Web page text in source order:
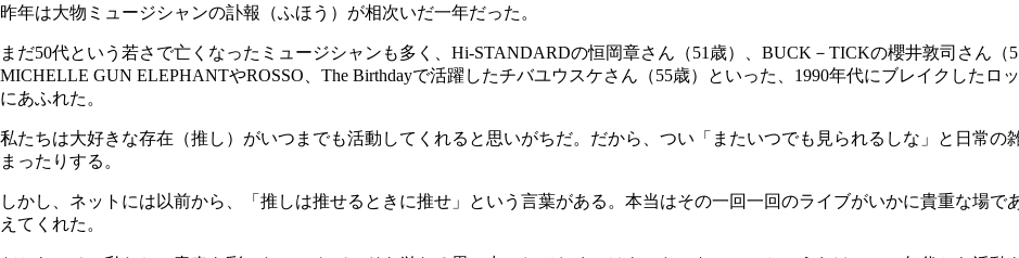
昨年は大物ミュージシャンの訃報（ふほう）が相次いだ一年だった。
まだ50代という若さで亡くなったミュージシャンも多く、Hi-STANDARDの恒岡章さん（51歳）、BUCK－TICKの櫻井敦司さん（
MICHELLE GUN ELEPHANTやROSSO、The Birthdayで活躍したチバユウスケさん（55歳）といった、1990年代にブレイクした
にあふれた。
私たちは大好きな存在（推し）がいつまでも活動してくれると思いがちだ。だから、つい「またいつでも見られるしな」と日常
まったりする。
しかし、ネットには以前から、「推しは推せるときに推せ」という言葉がある。本当はその一回一回のライブがいかに貴重な場
えてくれた。